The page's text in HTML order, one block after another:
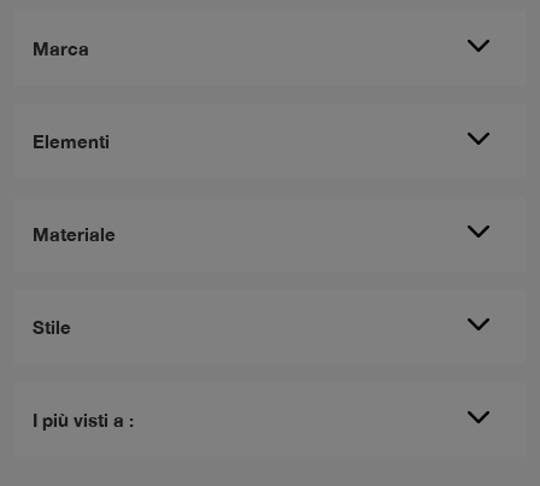
Marca
Elementi
Materiale
Stile
I più visti a :